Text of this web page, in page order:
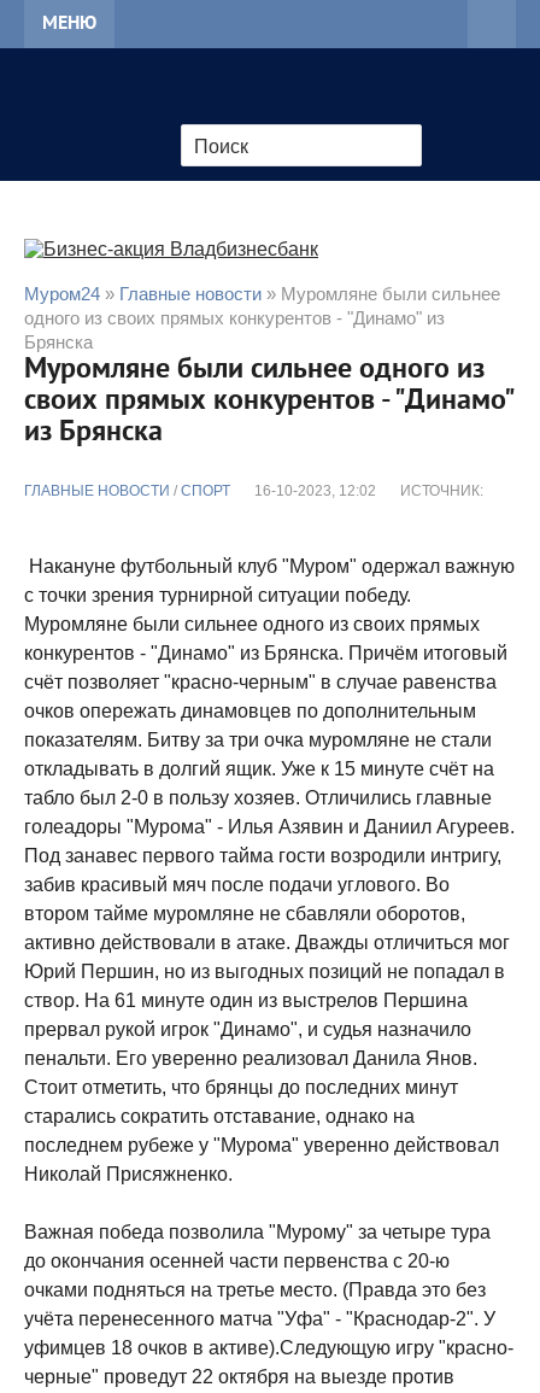
МЕНЮ
Муром24 » Главные новости » Муромляне были сильнее
одного из своих прямых конкурентов - "Динамо" из
Брянска
Муромляне были сильнее одного из
своих прямых конкурентов - "Динамо"
из Брянска
ГЛАВНЫЕ НОВОСТИ / CПОРТ 16-10-2023, 12:02 ИСТОЧНИК:
Накануне футбольный клуб "Муром" одержал важную
с точки зрения турнирной ситуации победу.
Муромляне были сильнее одного из своих прямых
конкурентов - "Динамо" из Брянска. Причём итоговый
счёт позволяет "красно-черным" в случае равенства
очков опережать динамовцев по дополнительным
показателям. Битву за три очка муромляне не стали
откладывать в долгий ящик. Уже к 15 минуте счёт на
табло был 2-0 в пользу хозяев. Отличились главные
голеадоры "Мурома" - Илья Азявин и Даниил Агуреев.
Под занавес первого тайма гости возродили интригу,
забив красивый мяч после подачи углового. Во
втором тайме муромляне не сбавляли оборотов,
активно действовали в атаке. Дважды отличиться мог
Юрий Першин, но из выгодных позиций не попадал в
створ. На 61 минуте один из выстрелов Першина
прервал рукой игрок "Динамо", и судья назначило
пенальти. Его уверенно реализовал Данила Янов.
Стоит отметить, что брянцы до последних минут
старались сократить отставание, однако на
последнем рубеже у "Мурома" уверенно действовал
Николай Присяжненко.
Важная победа позволила "Мурому" за четыре тура
до окончания осенней части первенства с 20-ю
очками подняться на третье место. (Правда это без
учёта перенесенного матча "Уфа" - "Краснодар-2". У
уфимцев 18 очков в активе).Следующую игру "красно-
черные" проведут 22 октября на выезде против